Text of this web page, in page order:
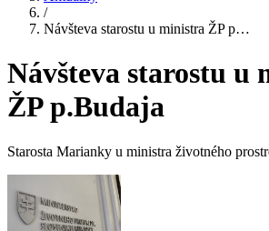
/
Návšteva starostu u ministra ŽP p…
Návšteva starostu u
ŽP p.Budaja
Starosta Marianky u ministra životného